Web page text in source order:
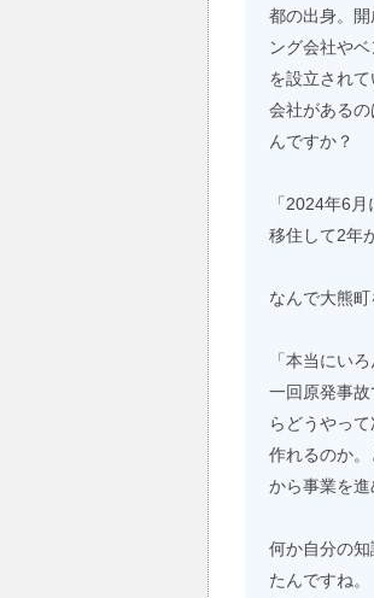
都の出身。
ング会社や
を設立されて
会社がある
んですか？
「2024年6
移住して2年
なんで大熊
「本当にい
一回原発事
らどうやっ
作れるのか
から事業を進
何か自分の
たんですね。